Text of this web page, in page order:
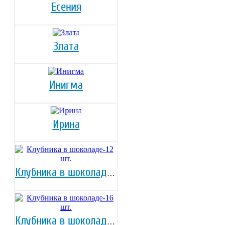
Есения
Злата
Инигма
Ирина
Клубника в шоколаде-12 шт.
Клубника в шоколаде-16 шт.